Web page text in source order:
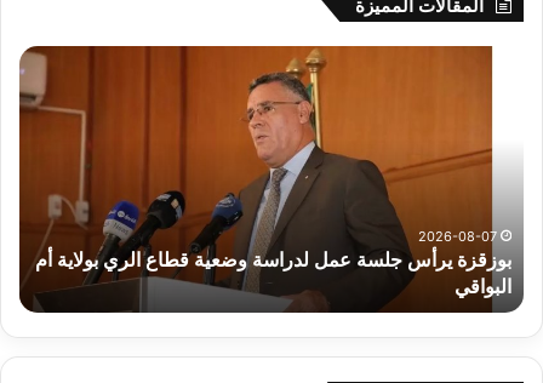
المقالات المميزة
لدراسة
الري
بولاية
البواقي
2026-08-07
بوزقزة يرأس جلسة عمل لدراسة وضعية قطاع الري بولاية أم
البواقي